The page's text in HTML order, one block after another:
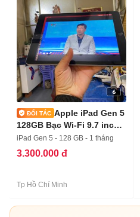
6
Apple iPad Gen 5
128GB Bạc Wi-Fi 9.7 inch
97-98%
iPad Gen 5 - 128 GB - 1 tháng
3.300.000 đ
Tp Hồ Chí Minh